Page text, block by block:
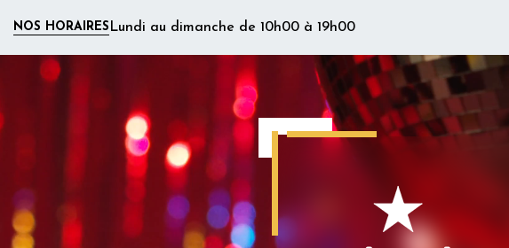
NOS HORAIRES Lundi au dimanche de 10h00 à 19h00